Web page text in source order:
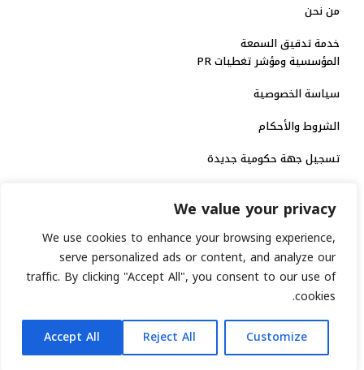
We value your privacy
We use cookies to enhance your browsing experience,
serve personalized ads or content, and analyze our
traffic. By clicking "Accept All", you consent to our use of
cookies.
Customize
Reject All
Accept All
من نحن
خدمة تدقيق السمعة
المؤسسية ومؤشر تغطيات PR
سياسة الخصوصية
الشروط والأحكام
تسجيل جهة حكومية جديدة
الاعتماد الرسمي
منصة إخبارية مرخصة
رقم الترخيص الاتحادي : 8793134
جميع حقوق التوثيق الرقمي محفوظة لمنصة السابعة © 2026. AR
انشر خبرك